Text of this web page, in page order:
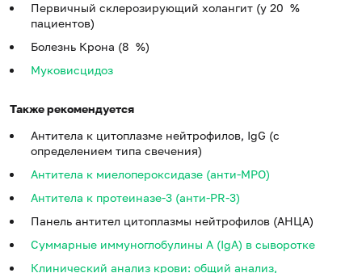
Первичный склерозирующий холангит (у 20 %
пациентов)
Болезнь Крона (8 %)
Муковисцидоз
Также рекомендуется
Антитела к цитоплазме нейтрофилов, IgG (с
определением типа свечения)
Антитела к миелопероксидазе (анти-МРО)
Антитела к протеиназе-3 (анти-PR-3)
Панель антител цитоплазмы нейтрофилов (АНЦА)
Суммарные иммуноглобулины A (IgA) в сыворотке
Клинический анализ крови: общий анализ,